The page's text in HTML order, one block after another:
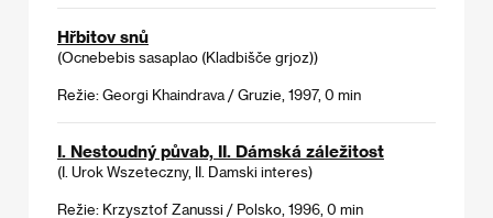
Hřbitov snů
(Ocnebebis sasaplao (Kladbišče grjoz))
Režie: Georgi Khaindrava / Gruzie, 1997, 0 min
I. Nestoudný půvab, II. Dámská záležitost
(I. Urok Wszeteczny, II. Damski interes)
Režie: Krzysztof Zanussi / Polsko, 1996, 0 min